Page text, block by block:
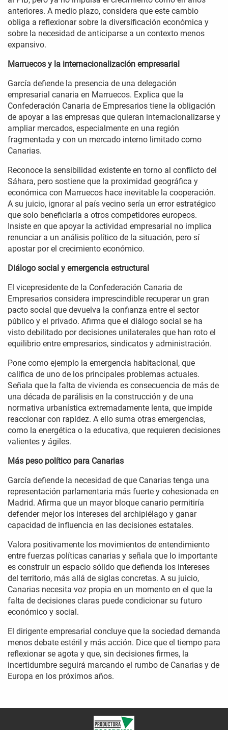
anteriores. A medio plazo, considera que este cambio
obliga a reflexionar sobre la diversificación económica y
sobre la necesidad de anticiparse a un contexto menos
expansivo.
Marruecos y la internacionalización empresarial
García defiende la presencia de una delegación
empresarial canaria en Marruecos. Explica que la
Confederación Canaria de Empresarios tiene la obligación
de apoyar a las empresas que quieran internacionalizarse y
ampliar mercados, especialmente en una región
fragmentada y con un mercado interno limitado como
Canarias.
Reconoce la sensibilidad existente en torno al conflicto del
Sáhara, pero sostiene que la proximidad geográfica y
económica con Marruecos hace inevitable la cooperación.
A su juicio, ignorar al país vecino sería un error estratégico
que solo beneficiaría a otros competidores europeos.
Insiste en que apoyar la actividad empresarial no implica
renunciar a un análisis político de la situación, pero sí
apostar por el crecimiento económico.
Diálogo social y emergencia estructural
El vicepresidente de la Confederación Canaria de
Empresarios considera imprescindible recuperar un gran
pacto social que devuelva la confianza entre el sector
público y el privado. Afirma que el diálogo social se ha
visto debilitado por decisiones unilaterales que han roto el
equilibrio entre empresarios, sindicatos y administración.
Pone como ejemplo la emergencia habitacional, que
califica de uno de los principales problemas actuales.
Señala que la falta de vivienda es consecuencia de más de
una década de parálisis en la construcción y de una
normativa urbanística extremadamente lenta, que impide
reaccionar con rapidez. A ello suma otras emergencias,
como la energética o la educativa, que requieren decisiones
valientes y ágiles.
Más peso político para Canarias
García defiende la necesidad de que Canarias tenga una
representación parlamentaria más fuerte y cohesionada en
Madrid. Afirma que un mayor bloque canario permitiría
defender mejor los intereses del archipiélago y ganar
capacidad de influencia en las decisiones estatales.
Valora positivamente los movimientos de entendimiento
entre fuerzas políticas canarias y señala que lo importante
es construir un espacio sólido que defienda los intereses
del territorio, más allá de siglas concretas. A su juicio,
Canarias necesita voz propia en un momento en el que la
falta de decisiones claras puede condicionar su futuro
económico y social.
El dirigente empresarial concluye que la sociedad demanda
menos debate estéril y más acción. Dice que el tiempo para
reflexionar se agota y que, sin decisiones firmes, la
incertidumbre seguirá marcando el rumbo de Canarias y de
Europa en los próximos años.